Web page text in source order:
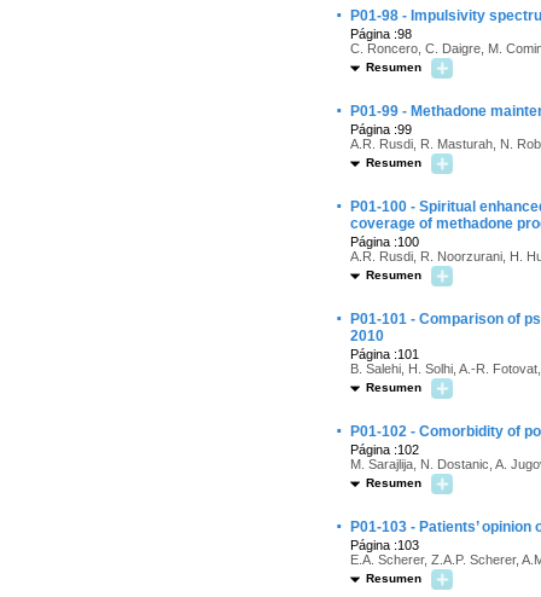
· P01-98 - Impulsivity
Página :98
C. Roncero, C. Daigre, M.
Resumen
· P01-99 - Methadone
Página :99
A.R. Rusdi, R. Masturah, N.
Resumen
·
P01-100 - Spiritual
coverage of methadone
Página :100
A.R. Rusdi, R. Noorzurani, H.
Resumen
·
P01-101 - Comparison of
2010
Página :101
B. Salehi, H. Solhi, A.-R.
Resumen
· P01-102 - Comorbidity of
Página :102
M. Sarajlija, N. Dostanic, A.
Resumen
· P01-103 - Patients’
Página :103
E.A. Scherer, Z.A.P. Scherer,
Resumen